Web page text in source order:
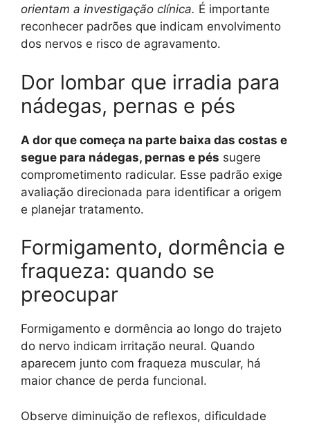
orientam a investigação clínica. É importante
reconhecer padrões que indicam envolvimento
dos nervos e risco de agravamento.
Dor lombar que irradia para
nádegas, pernas e pés
A dor que começa na parte baixa das costas e
segue para nádegas, pernas e pés sugere
comprometimento radicular. Esse padrão exige
avaliação direcionada para identificar a origem
e planejar tratamento.
Formigamento, dormência e
fraqueza: quando se
preocupar
Formigamento e dormência ao longo do trajeto
do nervo indicam irritação neural. Quando
aparecem junto com fraqueza muscular, há
maior chance de perda funcional.
Observe diminuição de reflexos, dificuldade